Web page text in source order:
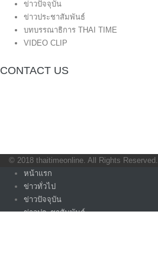
ข่าวปัจจุบัน
ข่าวประชาสัมพันธ์
บทบรรณาธิการ THAI TIME
VIDEO CLIP
CONTACT US
© 2018 thaitimeonline. All Rights Reserved.
หน้าแรก
ข่าวทั่วไป
ข่าวปัจจุบัน
ข่าวประชาสัมพันธ์